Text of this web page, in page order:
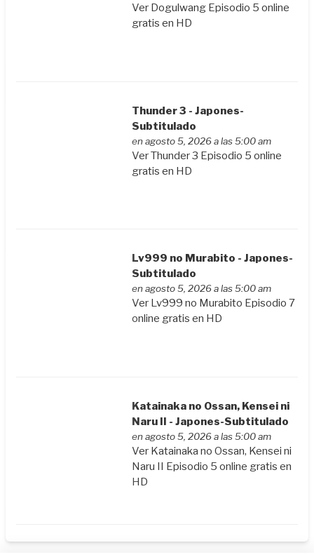
Ver Dogulwang Episodio 5 online
gratis en HD
Thunder 3 - Japones-
Subtitulado
en agosto 5, 2026 a las 5:00 am
Ver Thunder 3 Episodio 5 online
gratis en HD
Lv999 no Murabito - Japones-
Subtitulado
en agosto 5, 2026 a las 5:00 am
Ver Lv999 no Murabito Episodio 7
online gratis en HD
Katainaka no Ossan, Kensei ni
Naru II - Japones-Subtitulado
en agosto 5, 2026 a las 5:00 am
Ver Katainaka no Ossan, Kensei ni
Naru II Episodio 5 online gratis en
HD